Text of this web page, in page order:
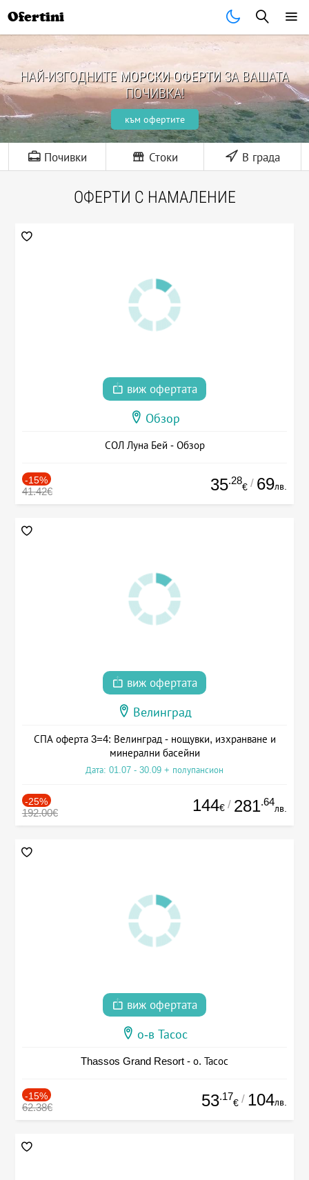
Ofertini
НАЙ-ИЗГОДНИТЕ МОРСКИ ОФЕРТИЗА ВАШАТА
ПОЧИВКА!
към офертите
Почивки Стоки В града
ОФЕРТИ С НАМАЛЕНИЕ
виж офертата
Обзор
СОЛ Луна Бей - Обзор
-15%
41.42€ 35.28
€ / 69лв.
виж офертата
Велинград
СПА оферта 3=4: Велинград - нощувки, изхранване и
минерални басейни
Дата: 01.07 - 30.09 + полупансион
-25%
192.00€ 144€ / 281.64
лв.
виж офертата
о-в Тасос
Thassos Grand Resort - о. Тасос
-15%
62.38€ 53.17
€ / 104лв.